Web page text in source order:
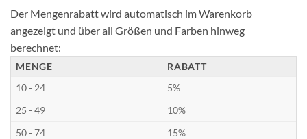
Der Mengenrabatt wird automatisch im Warenkorb
angezeigt und über all Größen und Farben hinweg
berechnet:
MENGE
RABATT
10 - 24
5%
25 - 49
10%
50 - 74
15%